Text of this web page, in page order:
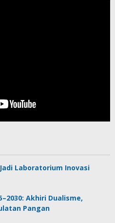
Laboratorium Inovasi
Akhiri Dualisme,
Pangan